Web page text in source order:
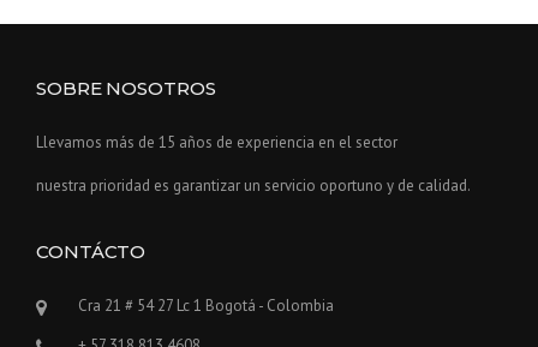
SOBRE NOSOTROS
Llevamos más de 15 años de experiencia en el sector
nuestra prioridad es garantizar un servicio oportuno y de calidad.
CONTÁCTO
Cra 21 # 54 27 Lc 1 Bogotá - Colombia